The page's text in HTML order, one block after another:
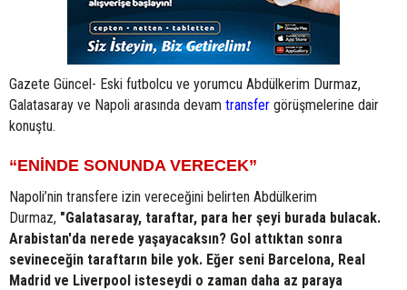
Gazete Güncel- Eski futbolcu ve yorumcu Abdülkerim Durmaz,
Galatasaray ve Napoli arasında devam transfer görüşmelerine dair
konuştu.
“ENİNDE SONUNDA VERECEK”
Napoli’nin transfere izin vereceğini belirten Abdülkerim
Durmaz, "Galatasaray, taraftar, para her şeyi burada bulacak.
Arabistan'da nerede yaşayacaksın? Gol attıktan sonra
sevineceğin taraftarın bile yok. Eğer seni Barcelona, Real
Madrid ve Liverpool isteseydi o zaman daha az paraya